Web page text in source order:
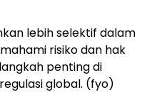
lebih selektif dalam
risiko dan hak
penting di
global. (fyo)